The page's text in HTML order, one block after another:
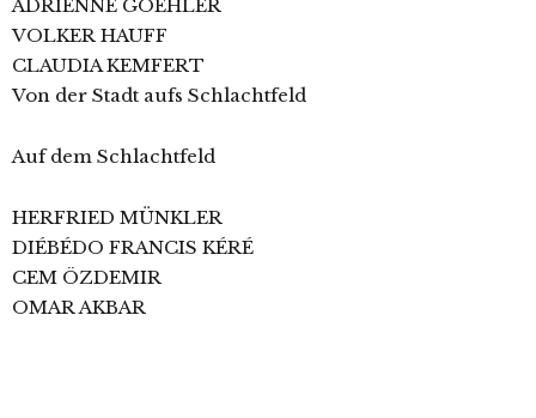
ADRIENNE GOEHLER
VOLKER HAUFF
CLAUDIA KEMFERT
Von der Stadt aufs Schlachtfeld
Auf dem Schlachtfeld
HERFRIED MÜNKLER
DIÉBÉDO FRANCIS KÉRÉ
CEM ÖZDEMIR
OMAR AKBAR